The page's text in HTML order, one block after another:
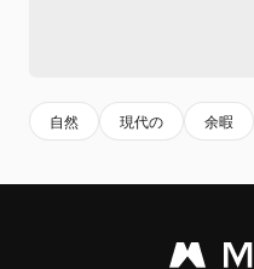
自然 現代の 余暇